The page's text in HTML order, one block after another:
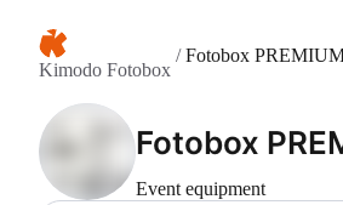
Kimodo Fotobox
/Fotobox
Fotobox
Event equipment